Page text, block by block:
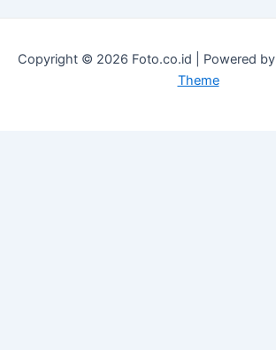
Copyright © 2026 Foto.co.id | Powered by
Theme